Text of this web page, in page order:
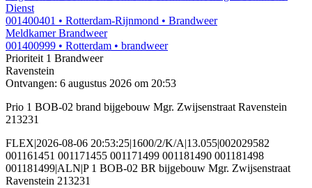
Dienst
001400401 • Rotterdam-Rijnmond • Brandweer
Meldkamer Brandweer
001400999 • Rotterdam • brandweer
Prioriteit 1 Brandweer
Ravenstein
Ontvangen: 6 augustus 2026 om 20:53
Prio 1 BOB-02 brand bijgebouw Mgr. Zwijsenstraat Ravenstein
213231
FLEX|2026-08-06 20:53:25|1600/2/K/A|13.055|002029582
001161451 001171455 001171499 001181490 001181498
001181499|ALN|P 1 BOB-02 BR bijgebouw Mgr. Zwijsenstraat
Ravenstein 213231